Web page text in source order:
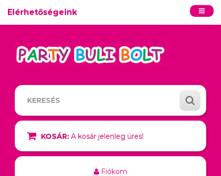
Elérhetőségeink
KOSÁR: A kosár jelenleg üres!
Fiókom